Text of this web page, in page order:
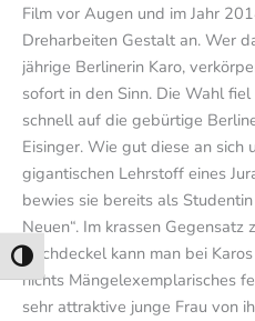
Umschalten auf hohe Kontraste
Film vor Augen und im Jahr
Dreharbeiten Gestalt an. Wer
jährige Berlinerin Karo,
sofort in den Sinn. Die Wahl
schnell auf die gebürtige
Eisinger. Wie gut diese an sich
gigantischen Lehrstoff eines
bewies sie bereits als
Neuen“. Im krassen
Buchdeckel kann man bei
nichts Mängelexemplarisches
sehr attraktive junge Frau von